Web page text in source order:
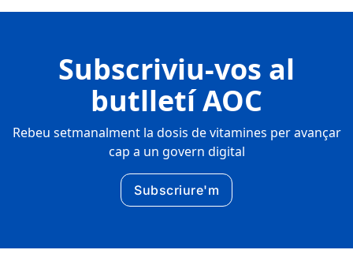
Subscriviu-vos al
butlletí AOC
Rebeu setmanalment la dosis de vitamines per avançar
cap a un govern digital
Subscriure'm